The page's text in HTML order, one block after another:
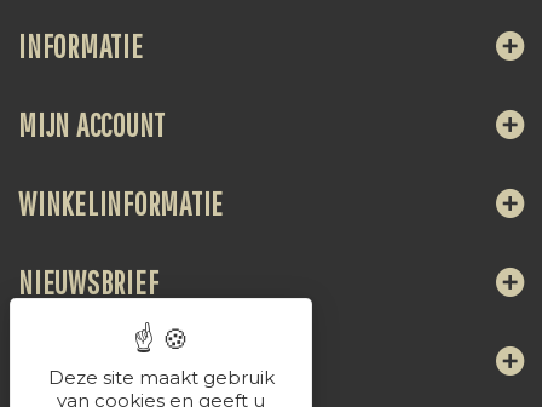
INFORMATIE
MIJN ACCOUNT
WINKELINFORMATIE
NIEUWSBRIEF
VOLG ONS
Deze site maakt gebruik
van cookies en geeft u